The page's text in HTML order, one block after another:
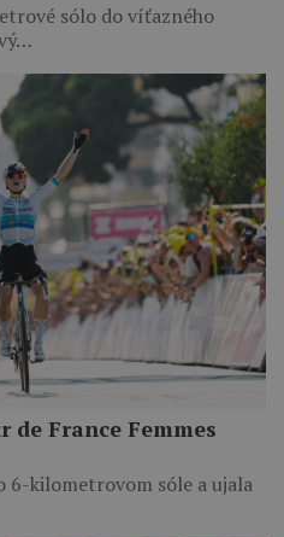
sólo do víťazného
de France Femmes
6-kilometrovom sóle a ujala